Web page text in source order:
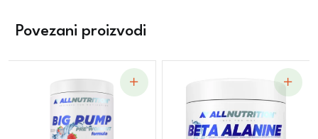
Povezani proizvodi